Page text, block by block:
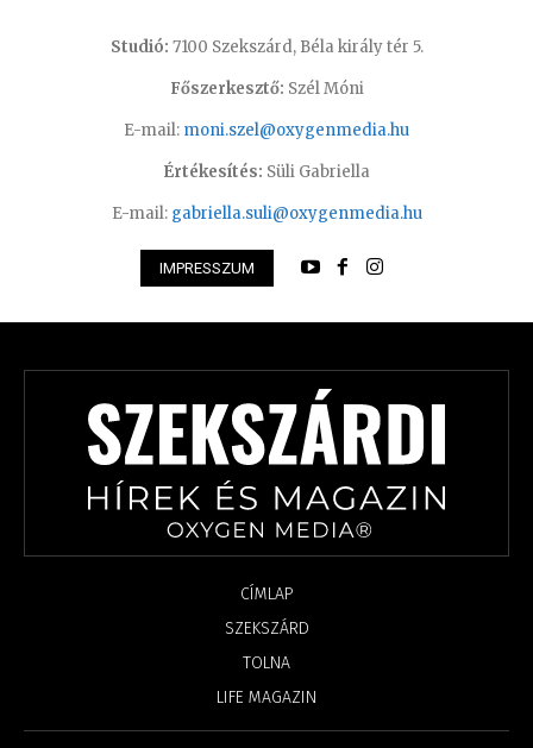
Studió: 7100 Szekszárd, Béla király tér 5.
Főszerkesztő: Szél Móni
E-mail: moni.szel@oxygenmedia.hu
Értékesítés: Süli Gabriella
E-mail: gabriella.suli@oxygenmedia.hu
IMPRESSZUM
CÍMLAP
SZEKSZÁRD
TOLNA
LIFE MAGAZIN